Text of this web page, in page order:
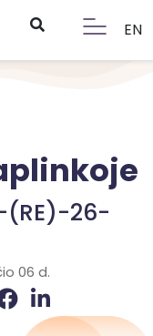
EN
26-
06 d.